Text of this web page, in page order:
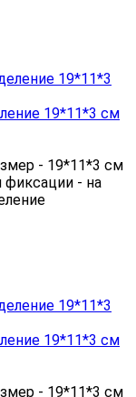
19*11*3 см
- 19*11*3 см
фиксации - на
19*11*3 см
- 19*11*3 см